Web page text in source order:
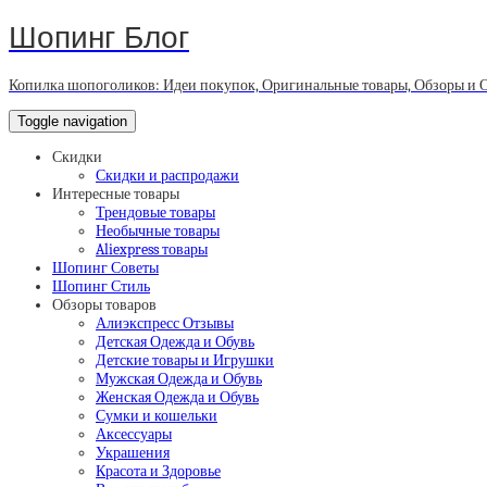
Шопинг Блог
Копилка шопоголиков: Идеи покупок, Оригинальные товары, Обзоры и
Toggle navigation
Скидки
Скидки и распродажи
Интересные товары
Трендовые товары
Необычные товары
Aliexpress товары
Шопинг Советы
Шопинг Стиль
Обзоры товаров
Алиэкспресс Отзывы
Детская Одежда и Обувь
Детские товары и Игрушки
Мужская Одежда и Обувь
Женская Одежда и Обувь
Сумки и кошельки
Аксессуары
Украшения
Красота и Здоровье